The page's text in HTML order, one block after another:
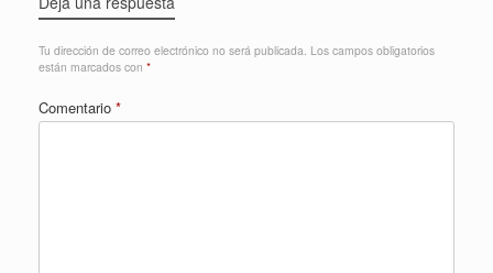
Tu dirección de correo electrónico no será publicada. Los campos obligatorios
están marcados con *
Comentario *